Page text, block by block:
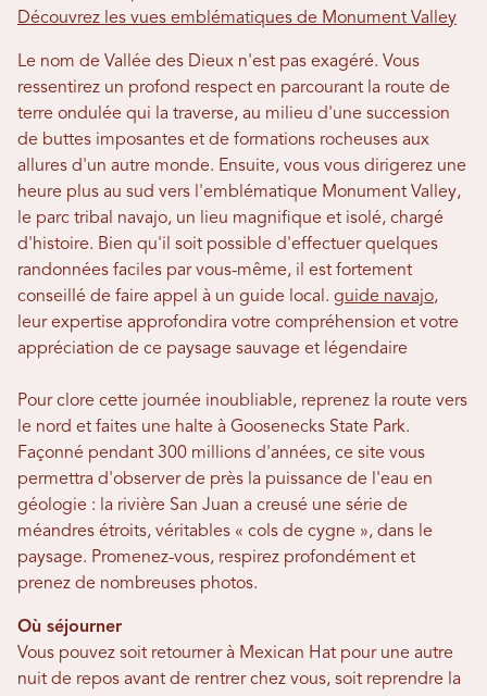
Découvrez les vues emblématiques de Monument Valley
Le nom de Vallée des Dieux n'est pas exagéré. Vous
ressentirez un profond respect en parcourant la route de
terre ondulée qui la traverse, au milieu d'une succession
de buttes imposantes et de formations rocheuses aux
allures d'un autre monde. Ensuite, vous vous dirigerez une
heure plus au sud vers l'emblématique Monument Valley,
le parc tribal navajo, un lieu magnifique et isolé, chargé
d'histoire. Bien qu'il soit possible d'effectuer quelques
randonnées faciles par vous-même, il est fortement
conseillé de faire appel à un guide local. guide navajo,
leur expertise approfondira votre compréhension et votre
appréciation de ce paysage sauvage et légendaire
Pour clore cette journée inoubliable, reprenez la route vers
le nord et faites une halte à Goosenecks State Park.
Façonné pendant 300 millions d'années, ce site vous
permettra d'observer de près la puissance de l'eau en
géologie : la rivière San Juan a creusé une série de
méandres étroits, véritables « cols de cygne », dans le
paysage. Promenez-vous, respirez profondément et
prenez de nombreuses photos.
Où séjourner
Vous pouvez soit retourner à Mexican Hat pour une autre
nuit de repos avant de rentrer chez vous, soit reprendre la